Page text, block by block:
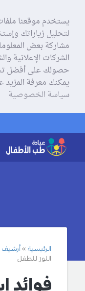
يستخدم موقعنا
لتحليل زياراتك
الشركات الإعلانية
حصولك على أفضل
يمكنك معرفة
سياسة الخصوصية
الرئيسية أرشيف
اللوز للطفل
فوائد